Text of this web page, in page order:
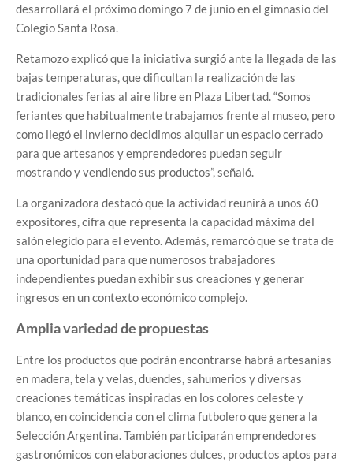
desarrollará el próximo domingo 7 de junio en el gimnasio del
Colegio Santa Rosa.
Retamozo explicó que la iniciativa surgió ante la llegada de las
bajas temperaturas, que dificultan la realización de las
tradicionales ferias al aire libre en Plaza Libertad. “Somos
feriantes que habitualmente trabajamos frente al museo, pero
como llegó el invierno decidimos alquilar un espacio cerrado
para que artesanos y emprendedores puedan seguir
mostrando y vendiendo sus productos”, señaló.
La organizadora destacó que la actividad reunirá a unos 60
expositores, cifra que representa la capacidad máxima del
salón elegido para el evento. Además, remarcó que se trata de
una oportunidad para que numerosos trabajadores
independientes puedan exhibir sus creaciones y generar
ingresos en un contexto económico complejo.
Amplia variedad de propuestas
Entre los productos que podrán encontrarse habrá artesanías
en madera, tela y velas, duendes, sahumerios y diversas
creaciones temáticas inspiradas en los colores celeste y
blanco, en coincidencia con el clima futbolero que genera la
Selección Argentina. También participarán emprendedores
gastronómicos con elaboraciones dulces, productos aptos para